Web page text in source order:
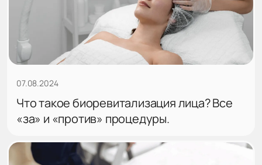
07.08.2024
Что такое биоревитализация лица? Все
«за» и «против» процедуры.